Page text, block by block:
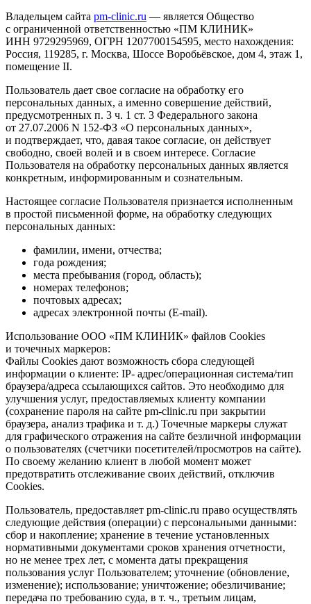
Владельцем сайта pm-clinic.ru — является Общество
с ограниченной ответственностью «ПМ КЛИНИК»
ИНН 9729295969, ОГРН 1207700154595, место нахождения:
Россия, 119285, г. Москва, Шоссе Воробьёвское, дом 4, этаж 1,
помещение II.
Пользователь дает свое согласие на обработку его
персональных данных, а именно совершение действий,
предусмотренных п. 3 ч. 1 ст. 3 Федерального закона
от 27.07.2006 N 152-ФЗ «О персональных данных»,
и подтверждает, что, давая такое согласие, он действует
свободно, своей волей и в своем интересе. Согласие
Пользователя на обработку персональных данных является
конкретным, информированным и сознательным.
Настоящее согласие Пользователя признается исполненным
в простой письменной форме, на обработку следующих
персональных данных:
фамилии, имени, отчества;
года рождения;
места пребывания (город, область);
номерах телефонов;
почтовых адресах;
адресах электронной почты (E-mail).
Использование ООО «ПМ КЛИНИК» файлов Cookies
и точечных маркеров:
Файлы Cookies дают возможность сбора следующей
информации о клиенте: IP- адрес/операционная система/тип
браузера/адреса ссылающихся сайтов. Это необходимо для
улучшения услуг, предоставляемых клиенту компании
(сохранение пароля на сайте pm-clinic.ru при закрытии
браузера, анализ трафика и т. д.) Точечные маркеры служат
для графического отражения на сайте безличной информации
о пользователях (счетчики посетителей/просмотров на сайте).
По своему желанию клиент в любой момент может
предотвратить отслеживание своих действий, отключив
Cookies.
Пользователь, предоставляет pm-clinic.ru право осуществлять
следующие действия (операции) с персональными данными:
сбор и накопление; хранение в течение установленных
нормативными документами сроков хранения отчетности,
но не менее трех лет, с момента даты прекращения
пользования услуг Пользователем; уточнение (обновление,
изменение); использование; уничтожение; обезличивание;
передача по требованию суда, в т. ч., третьим лицам,